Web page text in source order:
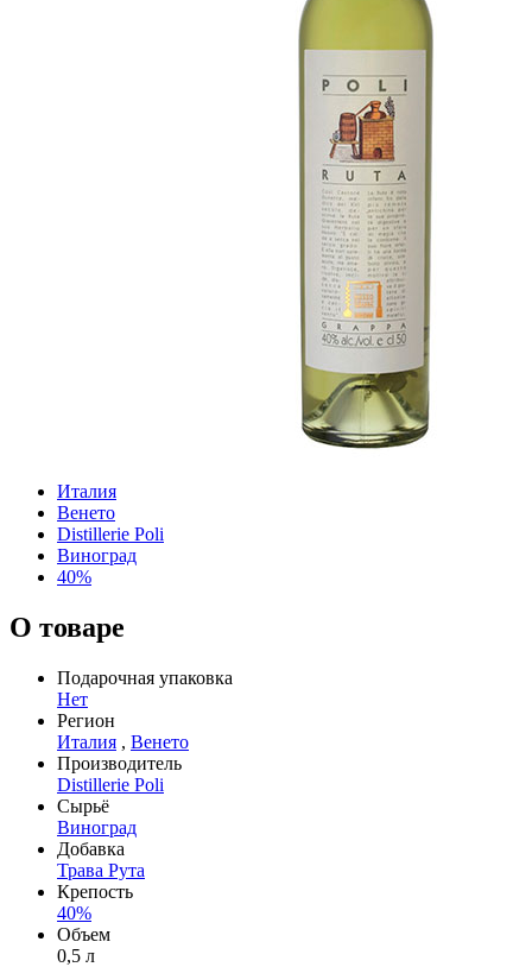
Италия
Венето
Distillerie Poli
Виноград
40%
О товаре
Подарочная упаковка
Нет
Регион
Италия , Венето
Производитель
Distillerie Poli
Сырьё
Виноград
Добавка
Трава Рута
Крепость
40%
Объем
0,5 л